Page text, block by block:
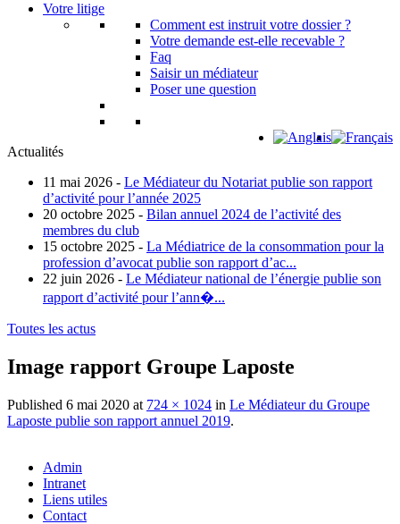
Votre litige
Comment est instruit votre dossier ?
Votre demande est-elle recevable ?
Faq
Saisir un médiateur
Poser une question
Actualités
11 mai 2026 - Le Médiateur du Notariat publie son rapport
d’activité pour l’année 2025
20 octobre 2025 - Bilan annuel 2024 de l’activité des
membres du club
15 octobre 2025 - La Médiatrice de la consommation pour la
profession d’avocat publie son rapport d’ac...
22 juin 2026 - Le Médiateur national de l’énergie publie son
rapport d’activité pour l’ann�...
Toutes les actus
Image rapport Groupe Laposte
Published 6 mai 2020 at 724 × 1024 in Le Médiateur du Groupe
Laposte publie son rapport annuel 2019.
Admin
Intranet
Liens utiles
Contact